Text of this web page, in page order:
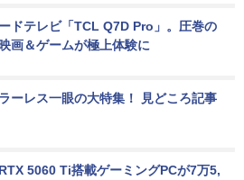
ドテレビ「TCL Q7D Pro」。圧巻の
画＆ゲームが極上体験に
ーレス一眼の大特集！ 見どころ記事
5060 Ti搭載ゲーミングPCが7万5,